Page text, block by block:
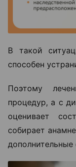
В такой
способен
Поэтому
процедур, а с
оценивает
собирает
дополнительные